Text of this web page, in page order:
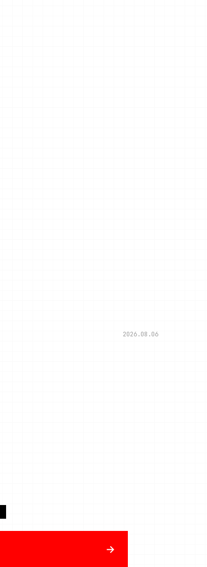
2026.08.06
→